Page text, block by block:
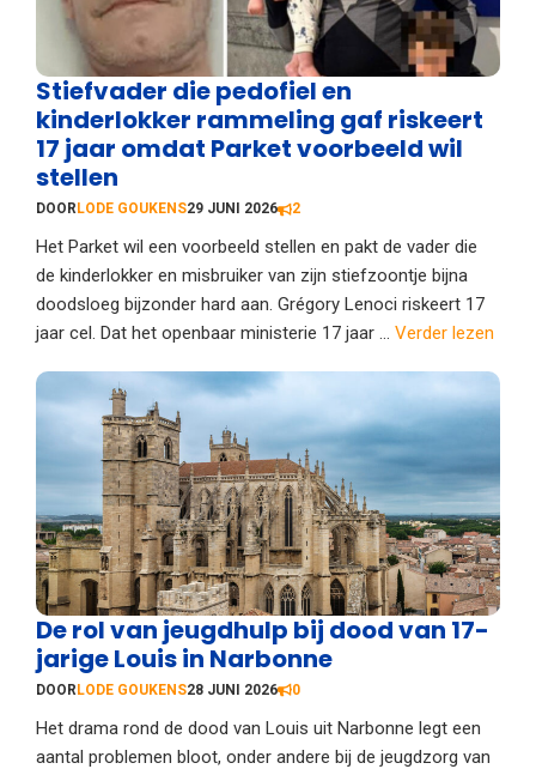
Stiefvader die pedofiel en
kinderlokker rammeling gaf riskeert
17 jaar omdat Parket voorbeeld wil
stellen
DOOR LODE GOUKENS29 JUNI 2026 2
Het Parket wil een voorbeeld stellen en pakt de vader die
de kinderlokker en misbruiker van zijn stiefzoontje bijna
doodsloeg bijzonder hard aan. Grégory Lenoci riskeert 17
jaar cel. Dat het openbaar ministerie 17 jaar ... Verder lezen
De rol van jeugdhulp bij dood van 17-
jarige Louis in Narbonne
DOORLODE GOUKENS28 JUNI 2026 0
Het drama rond de dood van Louis uit Narbonne legt een
aantal problemen bloot, onder andere bij de jeugdzorg van